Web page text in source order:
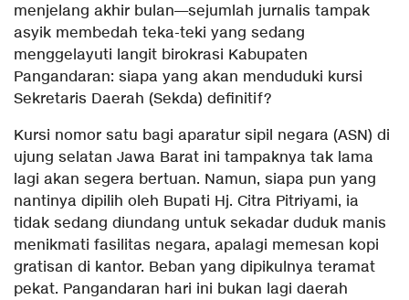
menjelang akhir bulan—sejumlah jurnalis tampak
asyik membedah teka-teki yang sedang
menggelayuti langit birokrasi Kabupaten
Pangandaran: siapa yang akan menduduki kursi
Sekretaris Daerah (Sekda) definitif?
​Kursi nomor satu bagi aparatur sipil negara (ASN) di
ujung selatan Jawa Barat ini tampaknya tak lama
lagi akan segera bertuan. Namun, siapa pun yang
nantinya dipilih oleh Bupati Hj. Citra Pitriyami, ia
tidak sedang diundang untuk sekadar duduk manis
menikmati fasilitas negara, apalagi memesan kopi
gratisan di kantor. Beban yang dipikulnya teramat
pekat. Pangandaran hari ini bukan lagi daerah